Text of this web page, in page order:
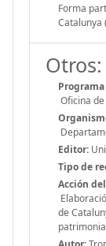
Forma
Catalunya
Otros:
Oficina
Editor:
Tipo de
Acción
de